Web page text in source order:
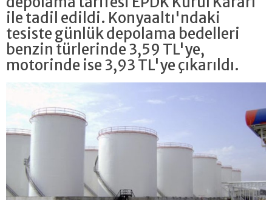
ile tadil edildi. Konyaaltı'ndaki
tesiste günlük depolama bedelleri
benzin türlerinde 3,59 TL'ye,
motorinde ise 3,93 TL'ye çıkarıldı.